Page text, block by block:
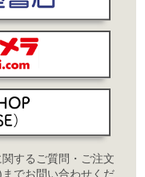
するご質問・ご注文
でお問い合わせくだ